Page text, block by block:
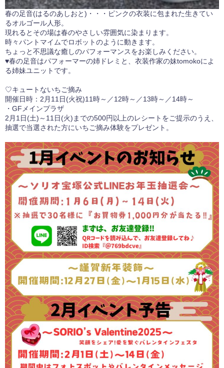
春の足音(はるのあしおと)・・・ピンクの衣装に包まれた生きてい
るオルゴール人形。
現れるとその場は春のやさしい雰囲気に染まります。
時々パントマイムでロボットのように動きます。
ちょっと不思議な癒しのパフォーマンスをお楽しみください。
♥春の足音はパフォーマーの姉ドレミと、衣装作家の妹tomokoによ
る姉妹ユニットです。
♡キュートないちご摘み
開催日時：2月11日(火祝)11時～／12時～／13時～／14時～
・GFメインプラザ
2月1日(土)～11日(火)までの500円以上のレシートをご提示のうえ、
抽選で当選された方にいちご摘み体験をプレゼント。